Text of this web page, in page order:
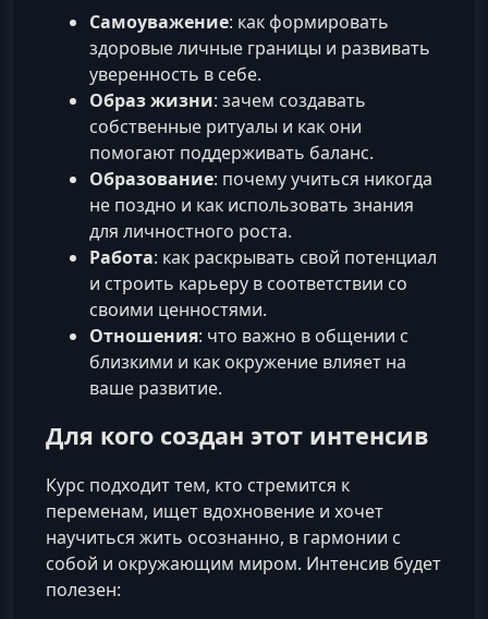
Самоуважение: как формировать
здоровые личные границы и развивать
уверенность в себе.
Образ жизни: зачем создавать
собственные ритуалы и как они
помогают поддерживать баланс.
Образование: почему учиться никогда
не поздно и как использовать знания
для личностного роста.
Работа: как раскрывать свой потенциал
и строить карьеру в соответствии со
своими ценностями.
Отношения: что важно в общении с
близкими и как окружение влияет на
ваше развитие.
Для кого создан этот интенсив
Курс подходит тем, кто стремится к
переменам, ищет вдохновение и хочет
научиться жить осознанно, в гармонии с
собой и окружающим миром. Интенсив будет
полезен: